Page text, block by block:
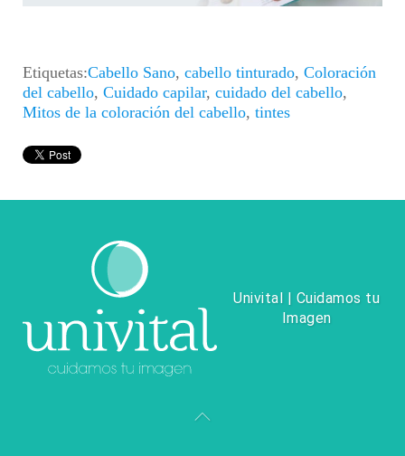
Etiquetas:Cabello Sano, cabello tinturado, Coloración
del cabello, Cuidado capilar, cuidado del cabello,
Mitos de la coloración del cabello, tintes
Univital | Cuidamos tu
Imagen